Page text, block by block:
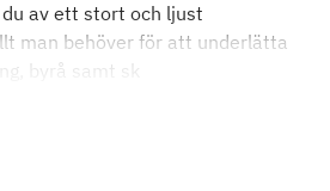
av ett stort och ljust
man behöver för att underlätta
byrå samt sk